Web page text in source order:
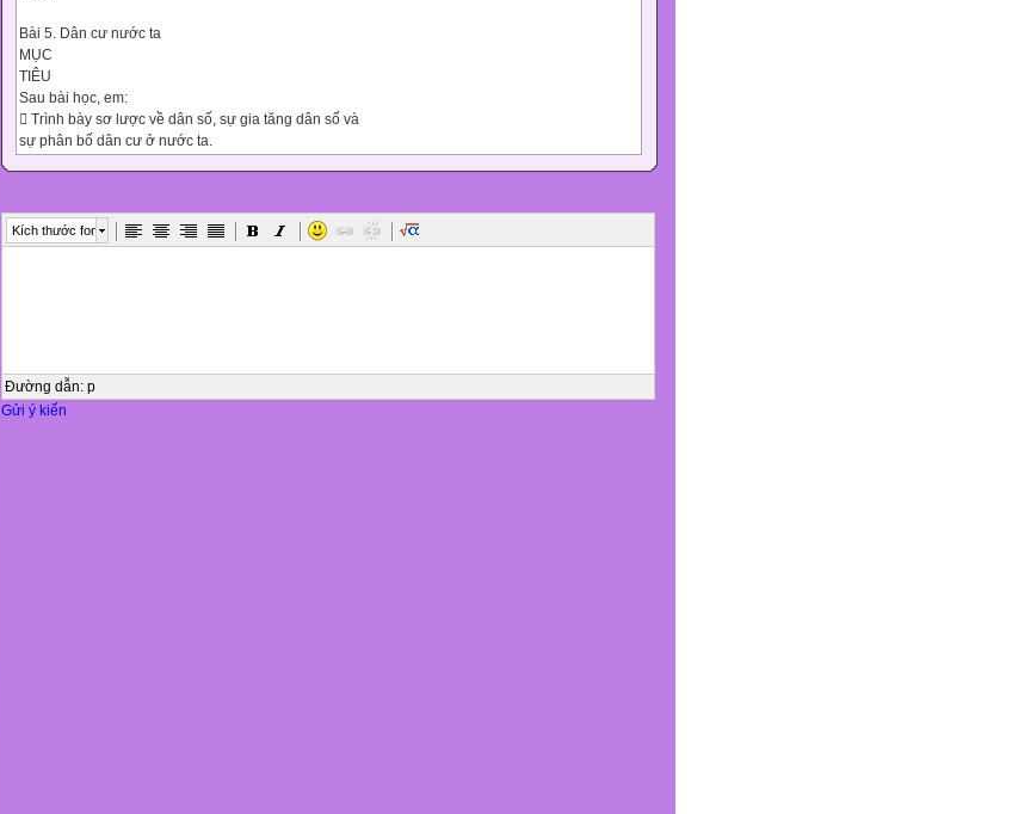
Bài 5. Dân cư nước ta
MỤC
TIÊU
Sau bài học, em:
 Trình bày sơ lược về dân số, sự gia tăng dân số và
sự phân bố dân cư ở nước ta.
sách dân số, kế hoạch hoá gia đình.
a) Quan sát bảng 1 trả lời câu hỏi trang 87.
b) Quan sát bảng 2 trả lời câu hỏi trang 87-88.
c) Đọc lời thoại trang 88.
Kích thước font
Đường dẫn: p
Gửi ý kiến